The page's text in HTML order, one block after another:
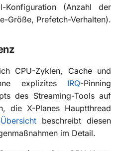
(Anzahl der
Größe, Prefetch-Verhalten).
CPU-Zyklen, Cache und
explizites IRQ-Pinning
des Streaming-Tools auf
die X-Planes Hauptthread
beschreibt diesen
im Detail.